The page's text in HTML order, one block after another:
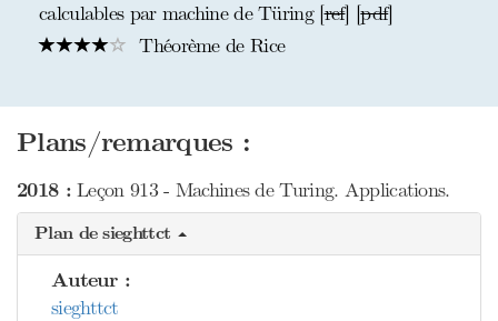
calculables par machine de Türing [ref] [pdf]
Théorème de Rice
Plans/remarques :
2018 :Leçon 913 - Machines de Turing. Applications.
Plan de sieghttct
Auteur :
sieghttct